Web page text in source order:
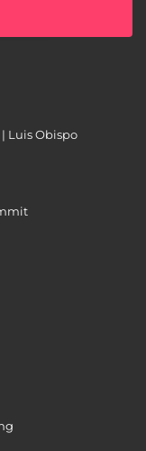
Luis Obispo